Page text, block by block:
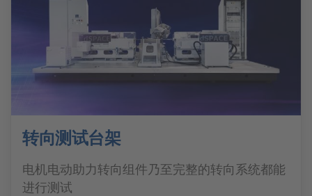
转向测试台架
电机电动助力转向组件乃至完整的转向系统都能
进行测试